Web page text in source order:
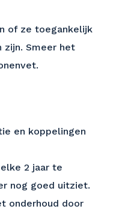
of ze toegankelijk
zijn. Smeer het
en koppelingen
elke 2 jaar te
nog goed uitziet.
onderhoud door